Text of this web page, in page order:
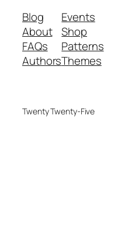
Blog
About
FAQs
Authors
Events
Shop
Patterns
Themes
Twenty Twenty-Five